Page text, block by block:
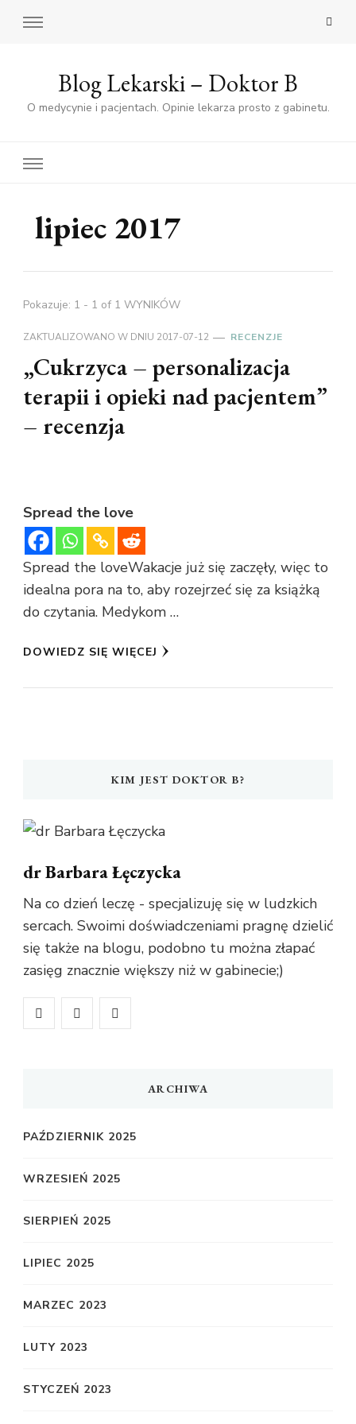
Blog Lekarski – Doktor B
O medycynie i pacjentach. Opinie lekarza prosto z gabinetu.
lipiec 2017
Pokazuje: 1 - 1 of 1 WYNIKÓW
ZAKTUALIZOWANO W DNIU 2017-07-12 RECENZJE
„Cukrzyca – personalizacja
terapii i opieki nad pacjentem”
– recenzja
Spread the love
Spread the loveWakacje już się zaczęły, więc to
idealna pora na to, aby rozejrzeć się za książką
do czytania. Medykom …
DOWIEDZ SIĘ WIĘCEJ
KIM JEST DOKTOR B?
dr Barbara Łęczycka
Na co dzień leczę - specjalizuję się w ludzkich
sercach. Swoimi doświadczeniami pragnę dzielić
się także na blogu, podobno tu można złapać
zasięg znacznie większy niż w gabinecie;)
ARCHIWA
PAŹDZIERNIK 2025
WRZESIEŃ 2025
SIERPIEŃ 2025
LIPIEC 2025
MARZEC 2023
LUTY 2023
STYCZEŃ 2023